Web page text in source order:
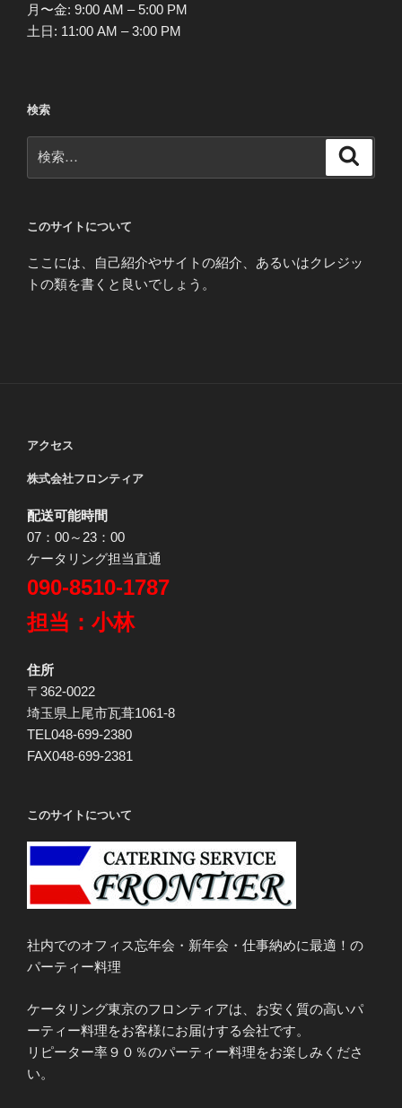
月〜金: 9:00 AM – 5:00 PM
土日: 11:00 AM – 3:00 PM
検索
索:
このサイトについて
ここには、自己紹介やサイトの紹介、あるいはクレジッ
トの類を書くと良いでしょう。
アクセス
株式会社フロンティア
配送可能時間
07：00～23：00
ケータリング担当直通
090-8510-1787
担当：小林
住所
〒362-0022
埼玉県上尾市瓦葺1061-8
TEL048-699-2380
FAX048-699-2381
このサイトについて
社内でのオフィス忘年会・新年会・仕事納めに最適！の
パーティー料理
ケータリング東京のフロンティアは、お安く質の高いパ
ーティー料理をお客様にお届けする会社です。
リピーター率９０％のパーティー料理をお楽しみくださ
い。